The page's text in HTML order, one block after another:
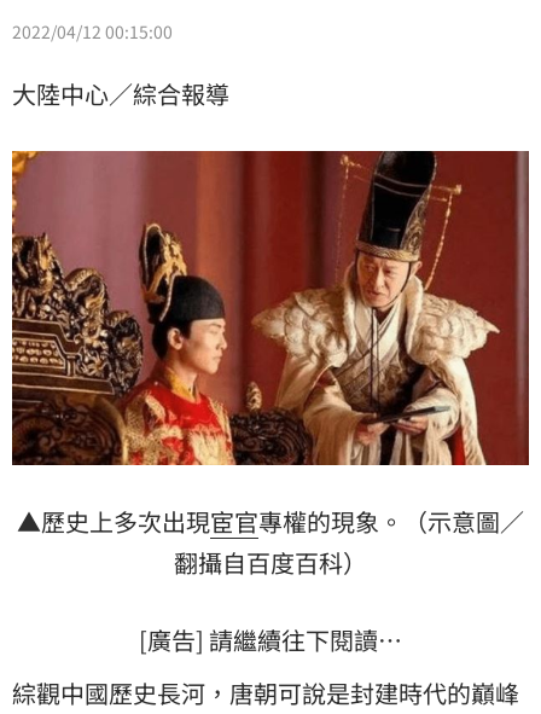
2022/04/12 00:15:00
大陸中心／綜合報導
▲歷史上多次出現宦官專權的現象。（示意圖／
翻攝自百度百科）
[廣告] 請繼續往下閱讀…
綜觀中國歷史長河，唐朝可說是封建時代的巔峰